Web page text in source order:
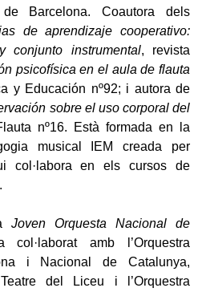
de Barcelona. Coautora dels
de aprendizaje cooperativo:
conjunto instrumental, revista
psicofísica en el aula de flauta
y Educación nº92; i autora de
sobre el uso corporal del
nº16. Està formada en la
musical IEM creada per
col·labora en els cursos de
Joven Orquesta Nacional de
col·laborat amb l’Orquestra
i Nacional de Catalunya,
del Liceu i l’Orquestra